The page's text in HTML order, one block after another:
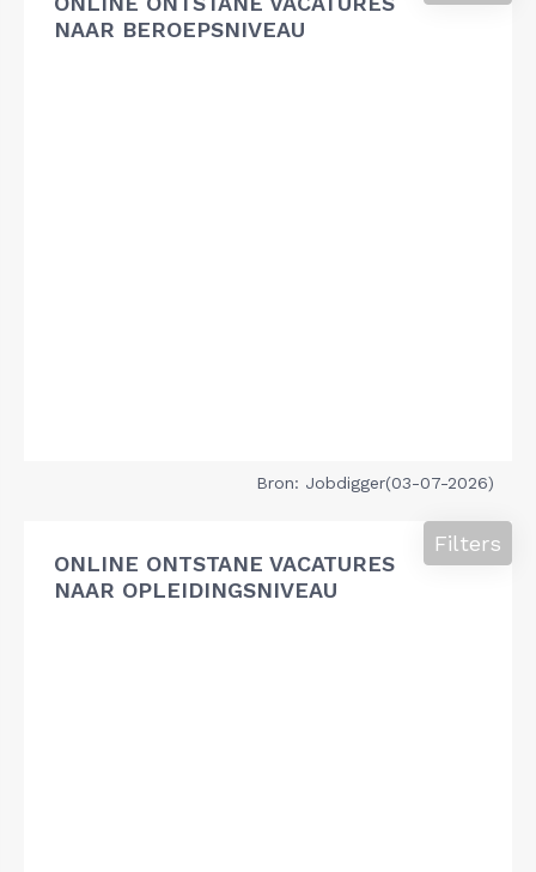
NAAR BEROEPSNIVEAU
Bron: Jobdigger(03-07-2026)
ONLINE ONTSTANE VACATURES
NAAR OPLEIDINGSNIVEAU
Filters